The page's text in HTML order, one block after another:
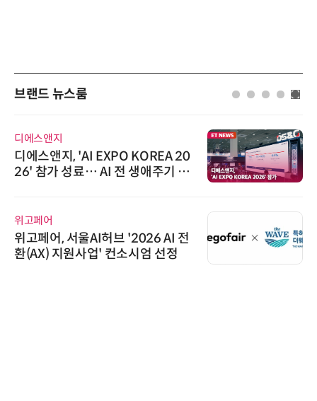
브랜드 뉴스룸
디에스앤지
디에스앤지, 'AI EXPO KOREA 20
26' 참가 성료… AI 전 생애주기 아
위고페어
위고페어, 서울AI허브 '2026 AI 전
환(AX) 지원사업' 컨소시엄 선정